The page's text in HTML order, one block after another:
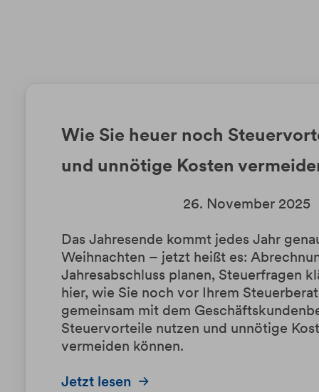
Wie Sie heuer noch
und unnötige Kosten
26. November 2025
Das Jahresende kommt jedes Jahr
Weihnachten – jetzt heißt es:
Jahresabschluss planen, Steuerfragen
hier, wie Sie noch vor Ihrem
gemeinsam mit dem
Steuervorteile nutzen und unnötige
vermeiden können.
Jetzt lesen